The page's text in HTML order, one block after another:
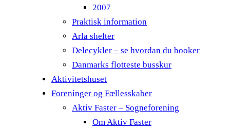
2007
Praktisk information
Arla shelter
Delecykler – se hvordan du booker
Danmarks flotteste busskur
Aktivitetshuset
Foreninger og Fællesskaber
Aktiv Faster – Sogneforening
Om Aktiv Faster